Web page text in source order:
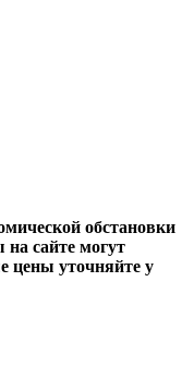
обстановки
сайте могут
цены уточняйте у